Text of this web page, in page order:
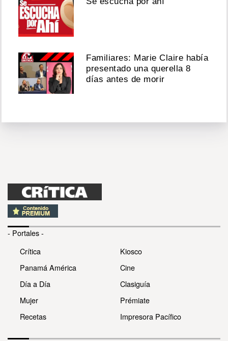
Familiares: Marie Claire había
presentado una querella 8
días antes de morir
- Portales -
Crítica
Panamá América
Día a Día
Mujer
Recetas
Kiosco
Cine
Clasiguía
Prémiate
Impresora Pacífico